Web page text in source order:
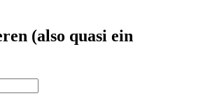
(also quasi ein